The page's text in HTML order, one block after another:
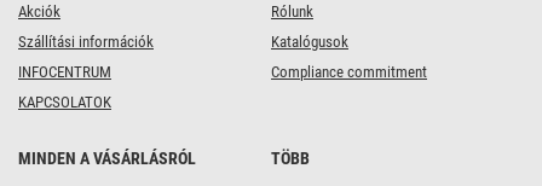
Akciók
Szállítási információk
INFOCENTRUM
KAPCSOLATOK
Rólunk
Katalógusok
Compliance commitment
MINDEN A VÁSÁRLÁSRÓL TÖBB